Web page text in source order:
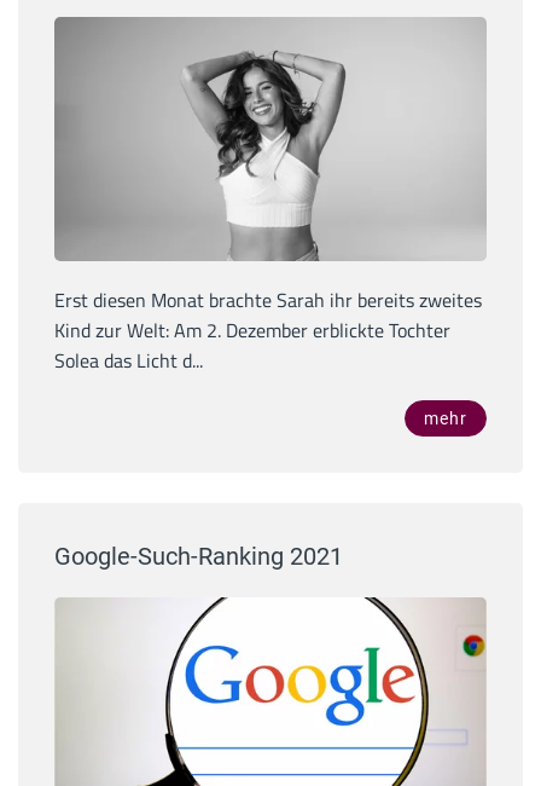
Erst diesen Monat brachte Sarah ihr bereits zweites
Kind zur Welt: Am 2. Dezember erblickte Tochter
Solea das Licht d...
mehr
Google-Such-Ranking 2021